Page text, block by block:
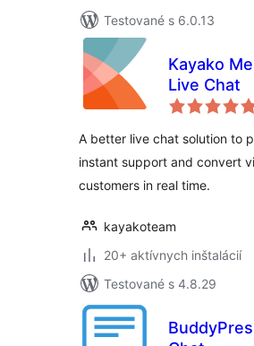
Testované s 6.0.13
Kayako
Live Chat
A better live chat solution to
instant support and convert
customers in real time.
kayakoteam
20+ aktívnych inštalácií
Testované s 4.8.29